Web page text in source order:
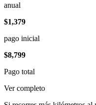
anual
$1,379
pago inicial
$8,799
Pago total
Ver completo